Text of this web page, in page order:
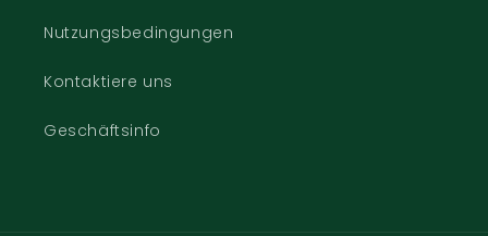
Nutzungsbedingungen
Kontaktiere uns
Geschäftsinfo